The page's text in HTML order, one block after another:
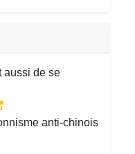
aussi de se
anti-chinois